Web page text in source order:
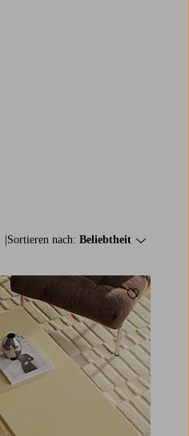
Sortieren nach: Beliebtheit
Zu